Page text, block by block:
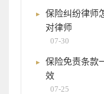
保险纠纷律师
对律师
07-30
保险免责条款
效
07-25